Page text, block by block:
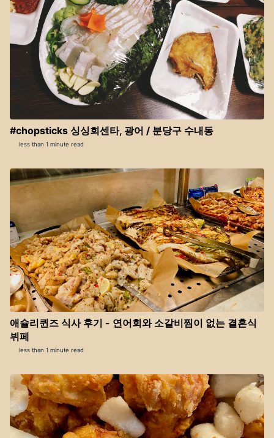
#chopsticks 싱싱회센타, 광어 / 분당구 수내동
less than 1 minute read
애슐리퀸즈 식사 후기 - 연어회와 소갈비찜이 없는 결혼식
뷔페
less than 1 minute read